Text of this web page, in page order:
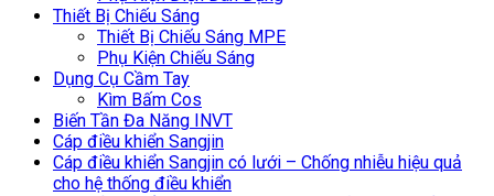
Thiết Bị Chiếu Sáng
Thiết Bị Chiếu Sáng MPE
Phụ Kiện Chiếu Sáng
Dụng Cụ Cầm Tay
Kìm Bấm Cos
Biến Tần Đa Năng INVT
Cáp điều khiển Sangjin
Cáp điều khiển Sangjin có lưới – Chống nhiễu hiệu quả
cho hệ thống điều khiển